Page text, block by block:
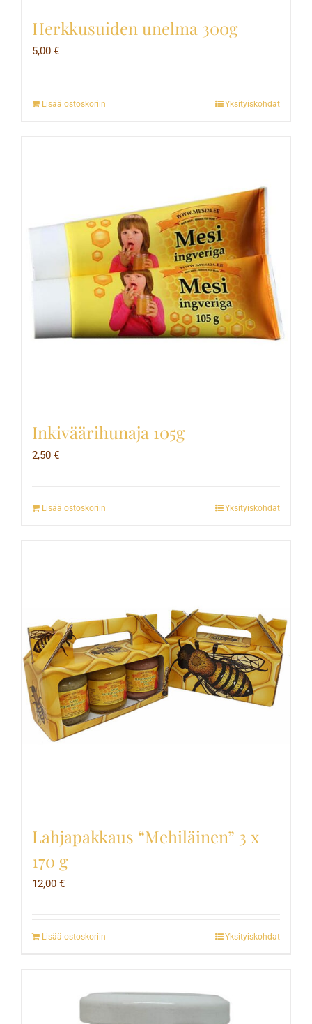
Herkkusuiden unelma 300g
5,00 €
Lisää ostoskoriin Yksityiskohdat
Inkiväärihunaja 105g
2,50 €
Lisää ostoskoriin Yksityiskohdat
Lahjapakkaus “Mehiläinen” 3 x
170 g
12,00 €
Lisää ostoskoriin Yksityiskohdat